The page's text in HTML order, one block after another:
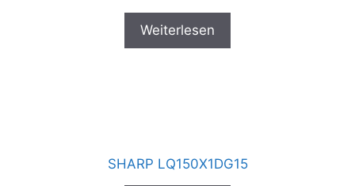
Weiterlesen
SHARP LQ150X1DG15